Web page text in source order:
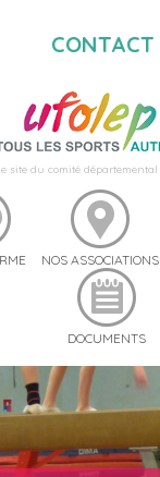
CONTACT
site du comité
NOS ASSOCIATIONS
DOCUMENTS
89
DU